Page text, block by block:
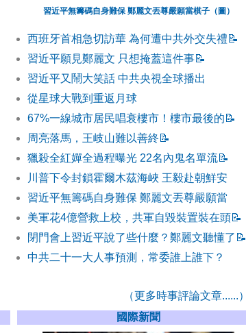
習近平無籌碼自身難保 鄭麗文丟尊嚴願當棋子（圖）
西班牙首相急切訪華 為何遭中共外交失禮 📝
習近平願見鄭麗文 只想掩蓋這件事📝
習近平又鬧大笑話 中共央視全球播出
從星球大戰到重返月球
67%一線城市居民唱衰樓市！樓市最後的 📝
周亮落馬，王岐山難以善終 📝
獵殺全紅嬋全過程曝光 22名內鬼名單流📝
川普下令封鎖霍爾木茲海峽 王毅赴朝鮮安
習近平無籌碼自身難保 鄭麗文丟尊嚴願當
美軍花4億營救上校，共軍自毀裝置裝在頭📝
閉門會上習近平說了些什麼？鄭麗文聽懂了 📝
中共二十一大人事預測，常委誰上誰下？
（更多時事評論文章......）
國際新聞